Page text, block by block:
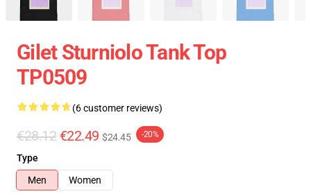
Gilet Sturniolo Tank Top
TP0509
(6 customer reviews)
€28.12 €22.49 $24.45 -20%
Type
Men
Women